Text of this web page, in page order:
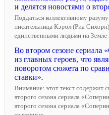
и делятся новостями о
Поддаться коллективному
писательница Кэрол (Риа
единственными людьми на Земле
Во втором сезоне сериала
из главных героев, что
поворотом сюжета по
ставки».
Внимание: этот текст содержит
второго сезона сериала
второго сезона сериала